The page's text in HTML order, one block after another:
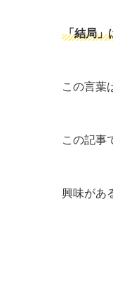
「結局」
この言葉
この記事
興味があ